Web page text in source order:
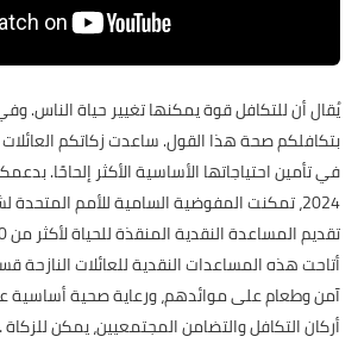
بتكافلكم صحة هذا القول. ساعدت زكاتكم
في تأمين احتياجاتها الأساسية الأكثر إلحاحًا.
2024، تمكنت المفوضية السامية للأمم
أتاحت هذه المساعدات النقدية للعائلات
آمن وطعام على موائدهم، ورعاية صحية أساسية
أركان التكافل والتضامن المجتمعيين، يمكن للزكاة